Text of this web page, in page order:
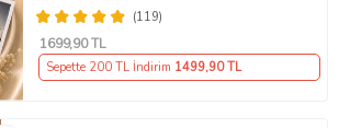
(119)
1699,90 TL
Sepette 200 TL İndirim 1499,90 TL